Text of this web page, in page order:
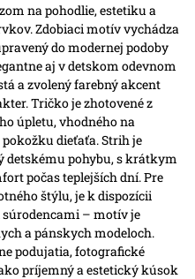
na pohodlie, estetiku a
Zdobiaci motív vychádza
do modernej podoby
aj v detskom odevnom
a zvolený farebný akcent
Tričko je zhotovené z
úpletu, vhodného na
dieťaťa. Strih je
detskému pohybu, s krátkym
počas teplejších dní.Pre
štýlu, je k dispozícii
– motív je
a pánskych modeloch.
podujatia, fotografické
príjemný a estetický kúsok